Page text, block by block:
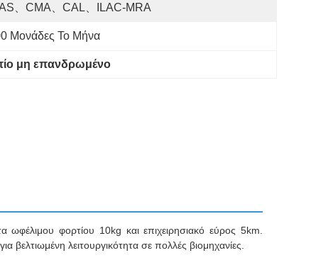
、CMA、CAL、ILAC-MRA
Μονάδες Το Μήνα
μη επανδρωμένο
ωφέλιμου φορτίου 10kg και επιχειρησιακό εύρος 5km.
λειτουργικότητα σε πολλές βιομηχανίες.